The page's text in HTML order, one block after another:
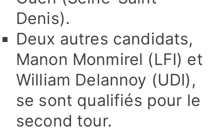
Denis).
Deux autres candidats,
Manon Monmirel (LFI) et
William Delannoy (UDI),
se sont qualifiés pour le
second tour.